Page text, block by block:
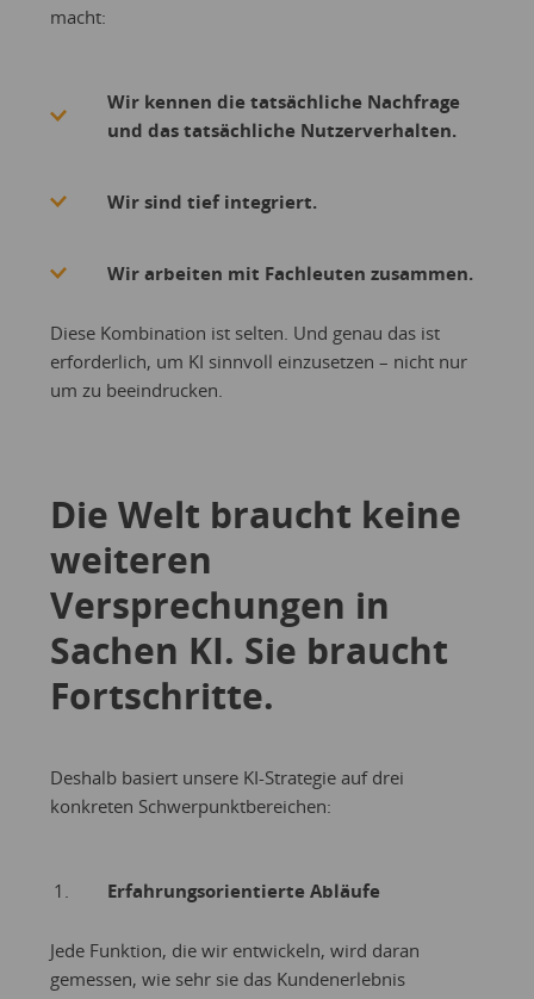
macht:
Wir kennen die tatsächliche Nachfrage
und das tatsächliche Nutzerverhalten.
Wir sind tief integriert.
Wir arbeiten mit Fachleuten zusammen.
Diese Kombination ist selten. Und genau das ist
erforderlich, um KI sinnvoll einzusetzen – nicht nur
um zu beeindrucken.
Die Welt braucht keine
weiteren
Versprechungen in
Sachen KI. Sie braucht
Fortschritte.
Deshalb basiert unsere KI-Strategie auf drei
konkreten Schwerpunktbereichen:
Erfahrungsorientierte Abläufe
Jede Funktion, die wir entwickeln, wird daran
gemessen, wie sehr sie das Kundenerlebnis